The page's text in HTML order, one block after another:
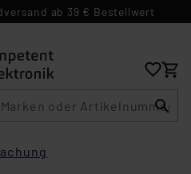
ab 39 € Bestellwert